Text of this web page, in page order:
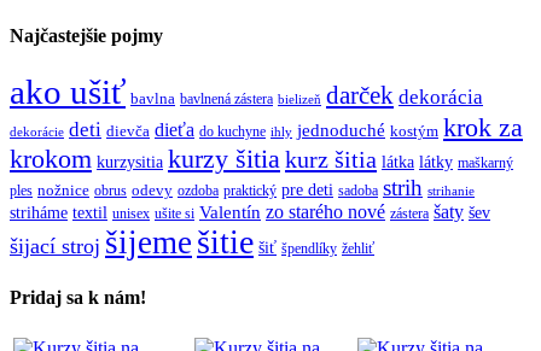
Najčastejšie pojmy
ako ušiť bavlna bavlnená zástera bielizeň darček dekorácia
dekorácie deti dievča dieťa do kuchyne ihly jednoduché kostým krok za
krokom kurzysitia kurzy šitiakurz šitia látka látky maškarný
ples nožnice obrus odevy ozdoba praktický pre deti sadoba strih strihanie
striháme textil unisex ušite si Valentín zo starého nové zástera šaty šev
šijací stroj šijeme šitie šiť špendlíky žehliť
Pridaj sa k nám!